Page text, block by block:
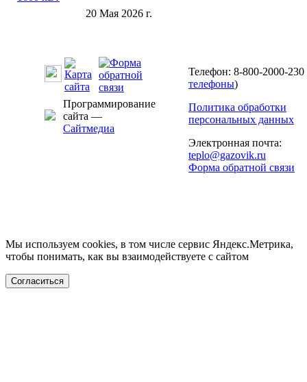
20 Мая 2026 г.
Программирование
сайта —
Сайтмедиа
Телефон: 8-800-2000-230
телефоны)
Политика обработки
персональных данных
Электронная почта:
teplo@gazovik.ru
Форма обратной связи
Мы используем cookies, в том числе сервис Яндекс.Метрика,
чтобы понимать, как вы взаимодействуете с сайтом
Согласиться